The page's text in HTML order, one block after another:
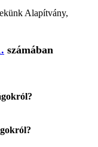
Alapítvány,
számában